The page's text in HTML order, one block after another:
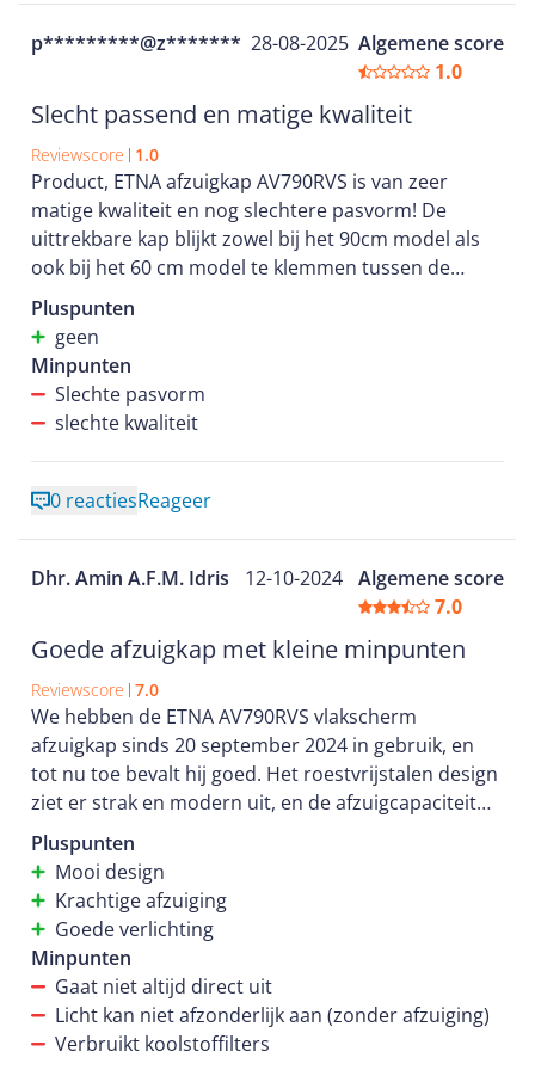
p*********@z******* 28-08-2025 Algemene score
1.0
Slecht passend en matige kwaliteit
Reviewscore 1.0
Product, ETNA afzuigkap AV790RVS is van zeer
matige kwaliteit en nog slechtere pasvorm! De
uittrekbare kap blijkt zowel bij het 90cm model als
ook bij het 60 cm model te klemmen tussen de
keukenkastjes! We hebben binnen redelijk korte
termijn 2x een keuken gekocht met Etna
apparatuur! Dit exemplaar bleek al defect bij
aflevering en is tot heden nog niet gerepareerd of
vervangen! Garantie op Etna producten is dubieus!
Pluspunten
geen
Minpunten
Slechte pasvorm
slechte kwaliteit
0 reactiesReageer
Dhr. Amin A.F.M. Idris 12-10-2024 Algemene score
7.0
Goede afzuigkap met kleine minpunten
Reviewscore 7.0
We hebben de ETNA AV790RVS vlakscherm
afzuigkap sinds 20 september 2024 in gebruik, en
tot nu toe bevalt hij goed. Het roestvrijstalen design
ziet er strak en modern uit, en de afzuigcapaciteit
van 656 m³/h is ruim voldoende voor onze keuken.
De LED-verlichting is helder en zorgt voor goed zicht
op de kookplaat.
Een nadeel dat we hebben opgemerkt, is dat er geen
stand is waarin alleen de verlichting kan branden
zonder dat de afzuiging aanstaat. Dit zou handig zijn
voor momenten waarop je alleen licht nodig hebt.
Pluspunten
Mooi design
Krachtige afzuiging
Goede verlichting
Minpunten
Gaat niet altijd direct uit
Licht kan niet afzonderlijk aan (zonder afzuiging)
Verbruikt koolstoffilters